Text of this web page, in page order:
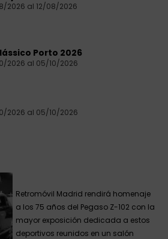
2026 al 12/08/2026
Porto 2026
2026 al 05/10/2026
2026 al 05/10/2026
Retromóvil Madrid rendirá homenaje
a los 75 años del Pegaso Z-102 con la
mayor exposición dedicada a estos
deportivos reunidos en un salón